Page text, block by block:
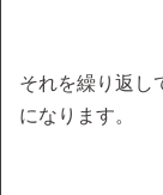
それを繰り返し
になります。